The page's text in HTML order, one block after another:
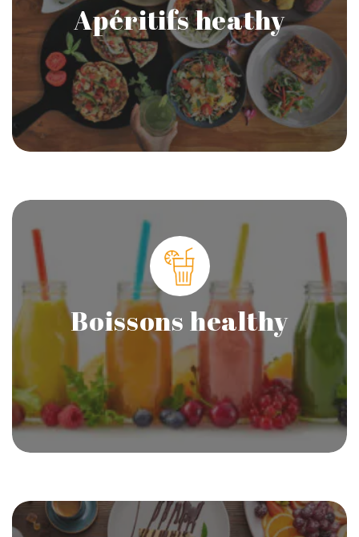
Apéritifs heathy
Boissons healthy